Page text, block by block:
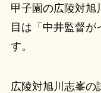
甲子園の広陵対旭
目は「中井監督が
す。
広陵対旭川志峯の